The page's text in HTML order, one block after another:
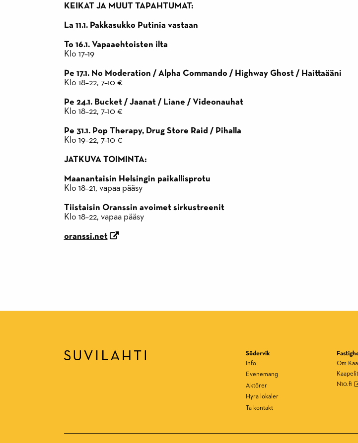
KEIKAT JA MUUT TAPAHTUMAT:
La 11.1. Pakkasukko Putinia vastaan
To 16.1. Vapaaehtoisten ilta
Klo 17–19
Pe 17.1. No Moderation / Alpha Commando / Highway Ghost / Haittaääni
Klo 18–22, 7–10 €
Pe 24.1. Bucket / Jaanat / Liane / Videonauhat
Klo 18–22, 7–10 €
Pe 31.1. Pop Therapy, Drug Store Raid / Pihalla
Klo 19–22, 7–10 €
JATKUVA TOIMINTA:
Maanantaisin Helsingin paikallisprotu
Klo 18–21, vapaa pääsy
Tiistaisin Oranssin avoimet sirkustreenit
Klo 18–22, vapaa pääsy
oranssi.net
Södervik
Info
Evenemang
Aktörer
Hyra lokaler
Ta kontakt
Om
N10.fi